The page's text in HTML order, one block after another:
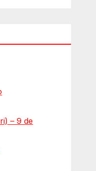
– 9 de